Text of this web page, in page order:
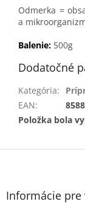
Odmerka =
a
Balenie: 500g
Dodatočné
Kategória:
EAN:
Položka bola
Z
Informácie pre